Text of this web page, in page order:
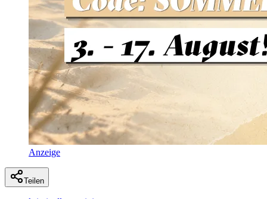
Anzeige
Teilen